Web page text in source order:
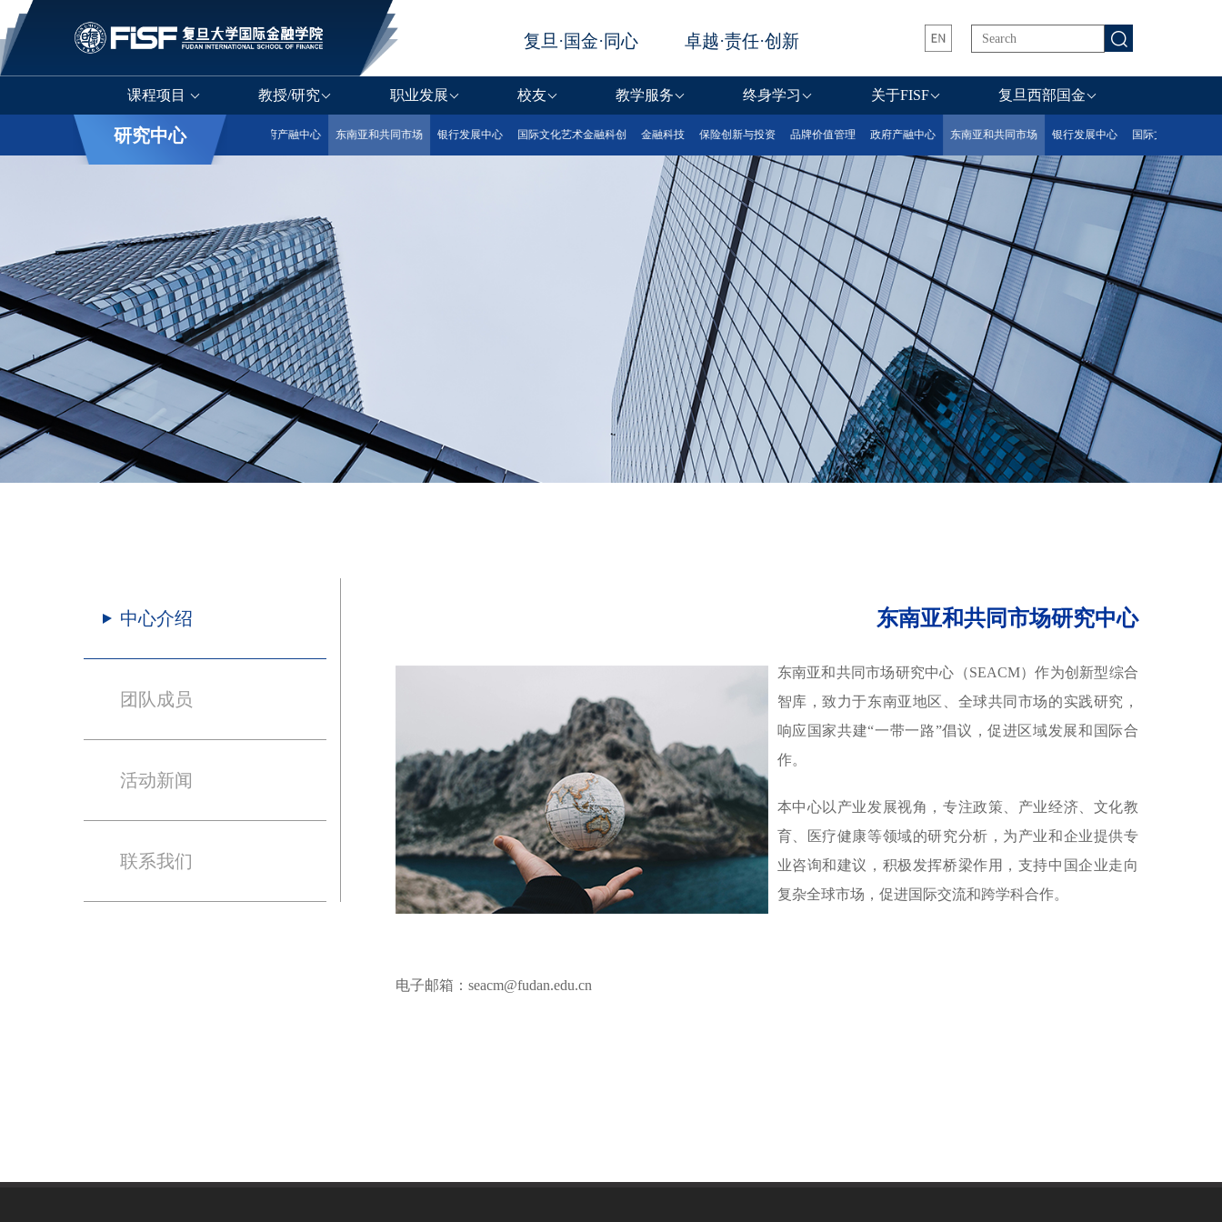
课程项目 教授/研究 职业发展 校友 教学服务 终身学习 关于FISF 复旦西部国金
研究中心
保险创新与投资 品牌价值管理 政府产融中心 东南亚和共同市场 银行发展中心 国际文化艺术金融科创 金融科技 保险创新与投资 品牌价值管理 政府产融中心 东南亚和共同市场 银行发展中心 国际文化艺术金融科
中心介绍
团队成员
活动新闻
联系我们
东南亚和共同市场研究中心
东南亚和共同市场研究中心（SEACM）作为创新型综合
智库，致力于东南亚地区、全球共同市场的实践研究，
响应国家共建“一带一路”倡议，促进区域发展和国际合
作。
本中心以产业发展视角，专注政策、产业经济、文化教
育、医疗健康等领域的研究分析，为产业和企业提供专
业咨询和建议，积极发挥桥梁作用，支持中国企业走向
复杂全球市场，促进国际交流和跨学科合作。
电子邮箱：seacm@fudan.edu.cn